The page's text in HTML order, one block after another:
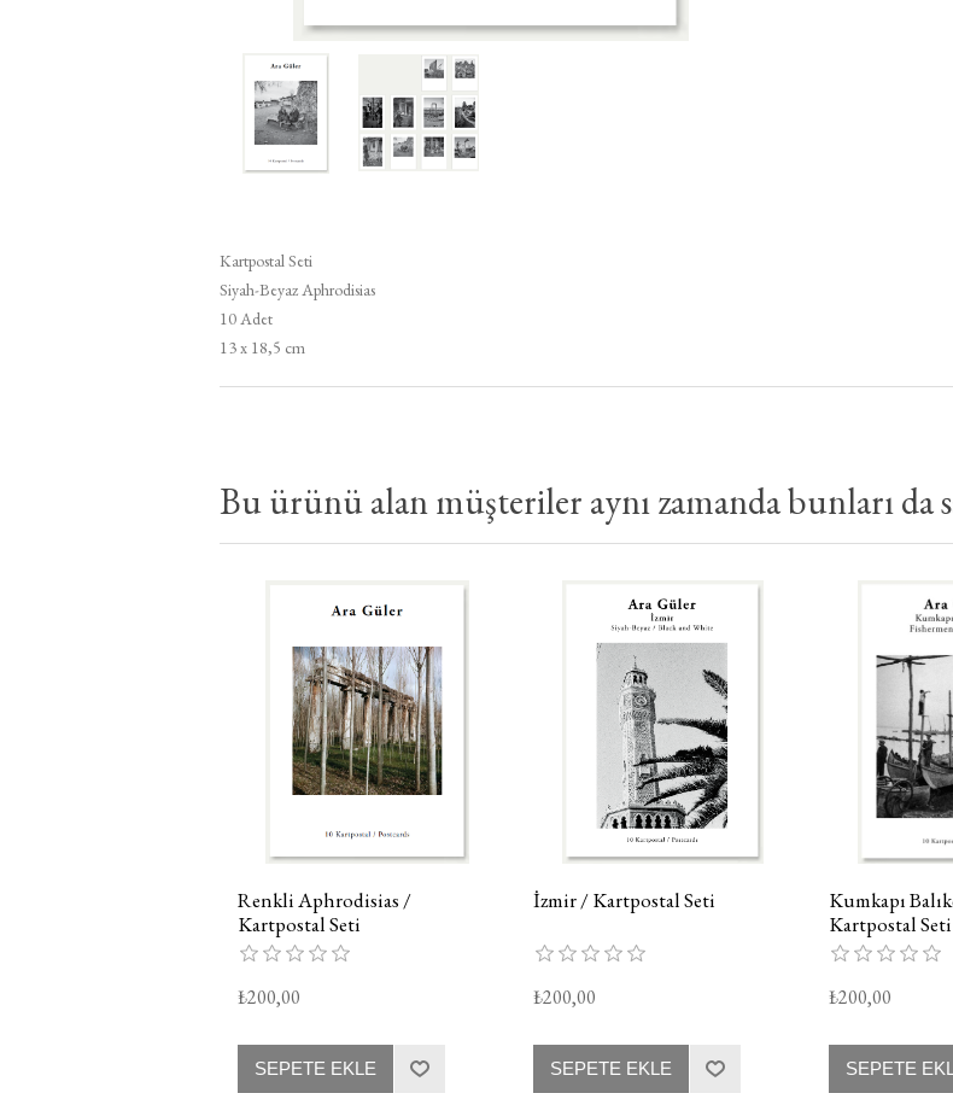
Kartpostal Seti
Siyah-Beyaz Aphrodisias
10 Adet
13 x 18,5 cm
Bu ürünü alan müşteriler aynı zamanda bunları da
Renkli Aphrodisias /
Kartpostal Seti
₺200,00
SEPETE EKLE
İzmir / Kartpostal Seti
₺200,00
SEPETE EKLE
Kumkapı
Kartpostal Seti
₺200,00
SEPETE